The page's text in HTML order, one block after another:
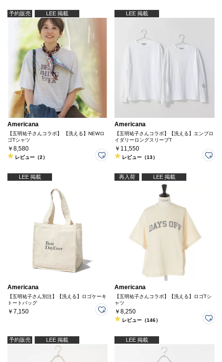
予約販売 LEE 掲載
Americana
【五明祐子さんコラボ】 【洗える】NEWロ
ゴTシャツ
￥8,580
レビュー（2）
LEE 掲載
Americana
【五明祐子さんコラボ】【洗える】エンブロ
イダリーロングスリーブT
￥11,550
レビュー（13）
LEE 掲載
Americana
【五明祐子さん別注】【洗える】ロゴケーキ
トートバッグ
￥7,150
再入荷 LEE 掲載
Americana
【五明祐子さんコラボ】【洗える】ロゴTシ
ャツ
￥8,250
レビュー（146）
予約販売 LEE 掲載 LEE 掲載